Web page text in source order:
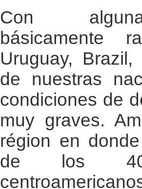
Con
básicamente
Uruguay,
de nuestras
condiciones de
muy graves.
région en
de los